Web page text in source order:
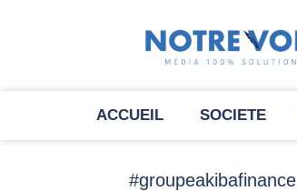
ACCUEIL SOCIETE
#groupeakibafinance